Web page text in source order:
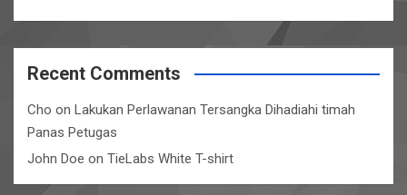
Recent Comments
Cho on Lakukan Perlawanan Tersangka Dihadiahi timah
Panas Petugas
John Doe on TieLabs White T-shirt